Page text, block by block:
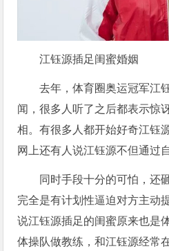
江钰源插足闺蜜婚姻
去年，体育圈奥运冠军江
闻，很多人听了之后都表示惊
相。有很多人都开始好奇江钰
网上还有人说江钰源不但通过
同时手段十分的可怕，还
完全是有计划性逼迫对方主动
说江钰源插足的闺蜜原来也是
体操队做教练，和江钰源经常